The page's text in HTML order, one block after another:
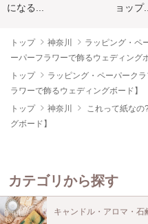
になる...
ョップ...
トップ 神奈川 ラッピング・ペ
ーパーフラワーで飾るウェディング
トップ
ラッピング・ペーパークラ
ラワーで飾るウェディングボード】
トップ
神奈川
これって紙なの
グボード】
カテゴリから探す
キャンドル・アロマ・石